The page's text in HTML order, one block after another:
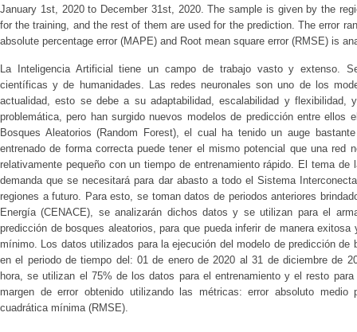
January 1st, 2020 to December 31st, 2020. The sample is given by the
for the training, and the rest of them are used for the prediction. The error
absolute percentage error (MAPE) and Root mean square error (RMSE) is
La Inteligencia Artificial tiene un campo de trabajo vasto y extenso.
científicas y de humanidades. Las redes neuronales son uno de los
actualidad, esto se debe a su adaptabilidad, escalabilidad y flexibilidad,
problemática, pero han surgido nuevos modelos de predicción entre ellos
Bosques Aleatorios (Random Forest), el cual ha tenido un auge
entrenado de forma correcta puede tener el mismo potencial que una red
relativamente pequeño con un tiempo de entrenamiento rápido. El tema
demanda que se necesitará para dar abasto a todo el Sistema
regiones a futuro. Para esto, se toman datos de periodos anteriores
Energía (CENACE), se analizarán dichos datos y se utilizan para el
predicción de bosques aleatorios, para que pueda inferir de manera
mínimo. Los datos utilizados para la ejecución del modelo de predicción de
en el periodo de tiempo del: 01 de enero de 2020 al 31 de diciembre de
hora, se utilizan el 75% de los datos para el entrenamiento y el resto
margen de error obtenido utilizando las métricas: error absoluto medio
cuadrática mínima (RMSE).